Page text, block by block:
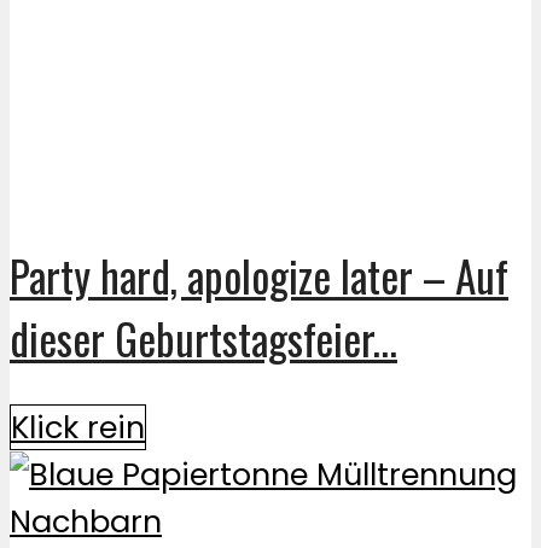
Party hard, apologize later – Auf
dieser Geburtstagsfeier...
Klick rein